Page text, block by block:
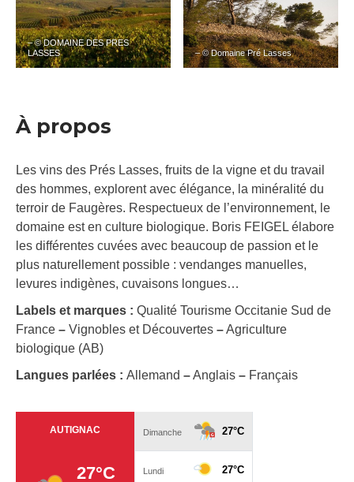
– © DOMAINE DES PRES
LASSES
– © Domaine Pré Lasses
À propos
Les vins des Prés Lasses, fruits de la vigne et du travail
des hommes, explorent avec élégance, la minéralité du
terroir de Faugères. Respectueux de l’environnement, le
domaine est en culture biologique. Boris FEIGEL élabore
les différentes cuvées avec beaucoup de passion et le
plus naturellement possible : vendanges manuelles,
levures indigènes, cuvaisons longues…
Labels et marques : Qualité Tourisme Occitanie Sud de
France – Vignobles et Découvertes –Agriculture
biologique (AB)
Langues parlées : Allemand –Anglais – Français